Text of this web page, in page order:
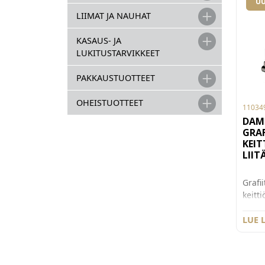
LIIMAT JA NAUHAT
KASAUS- JA
LUKITUSTARVIKKEET
PAKKAUSTUOTTEET
OHEISTUOTTEET
LUE